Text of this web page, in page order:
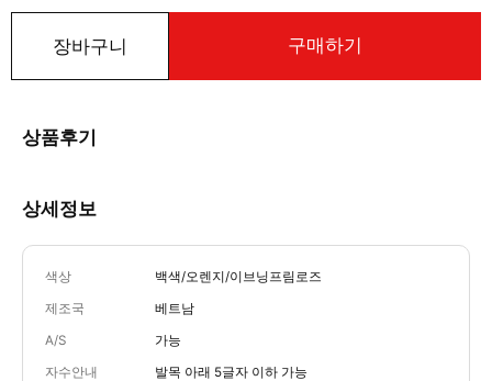
장바구니 구매하기
상품후기
상세정보
색상 백색/오렌지/이브닝프림로즈
제조국 베트남
A/S 가능
자수안내 발목 아래 5글자 이하 가능